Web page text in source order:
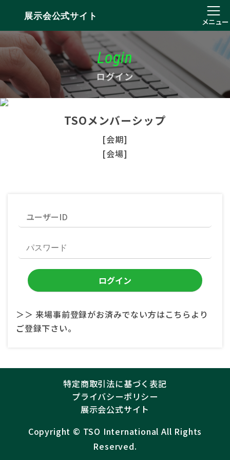
展示会公式サイト
メニュー
Login
ログイン
TSOメンバーシップ
[会期]
[会場]
＞＞ 来場事前登録がお済みでない方はこちらより
ご登録下さい。
特定商取引法に基づく表記
プライバシーポリシー
展示会公式サイト
Copyright ©︎ TSO International All Rights
Reserved.